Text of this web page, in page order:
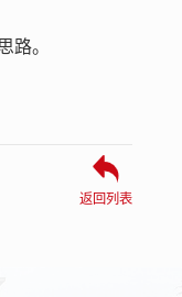
路。
返回列表